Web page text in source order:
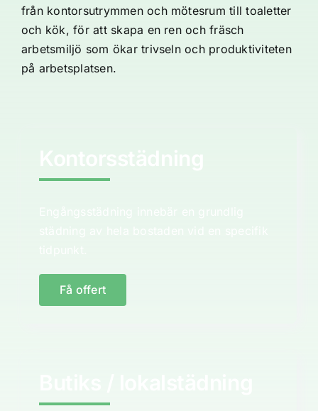
från kontorsutrymmen och mötesrum till toaletter
och kök, för att skapa en ren och fräsch
arbetsmiljö som ökar trivseln och produktiviteten
på arbetsplatsen.
Få offert